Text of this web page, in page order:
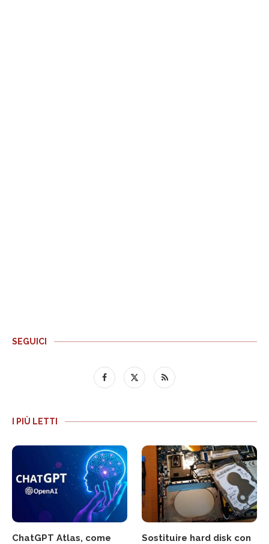
SEGUICI
I PIÙ LETTI
ChatGPT Atlas, come
Sostituire hard disk con